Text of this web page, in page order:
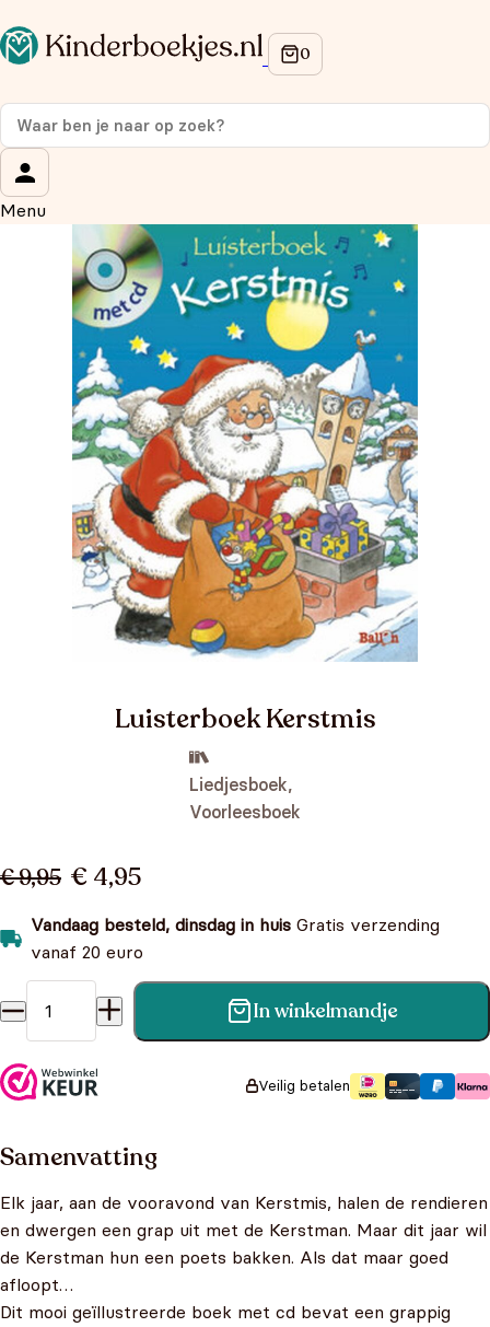
Menu
Luisterboek Kerstmis
Liedjesboek,
Voorleesboek
€ 9,95 € 4,95
Vandaag besteld, dinsdag in huis Gratis verzending
vanaf 20 euro
Luisterboek Kerstmis aantal In winkelmandje
Veilig betalen
Samenvatting
Elk jaar, aan de vooravond van Kerstmis, halen de rendieren
en dwergen een grap uit met de Kerstman. Maar dit jaar wil
de Kerstman hun een poets bakken. Als dat maar goed
afloopt…
Dit mooi geïllustreerde boek met cd bevat een grappig
Op de hoogte blijven van onze acties?
Meld je aan voor onze nieuwsbrief en ontvang
korting
Wat is je voornaam?
Wat is je e-mailadres?*
Aanmelden
We gebruiken je gegevens om contact op te nemen, in
overeenstemming met onsprivacybeleid.